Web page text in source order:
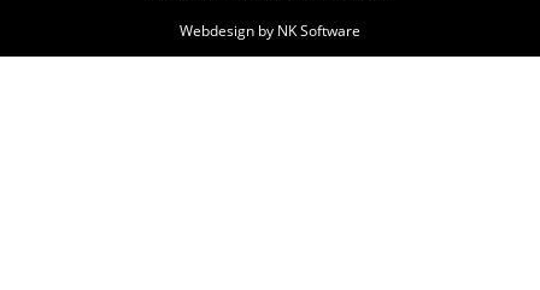
Webdesign by NK Software